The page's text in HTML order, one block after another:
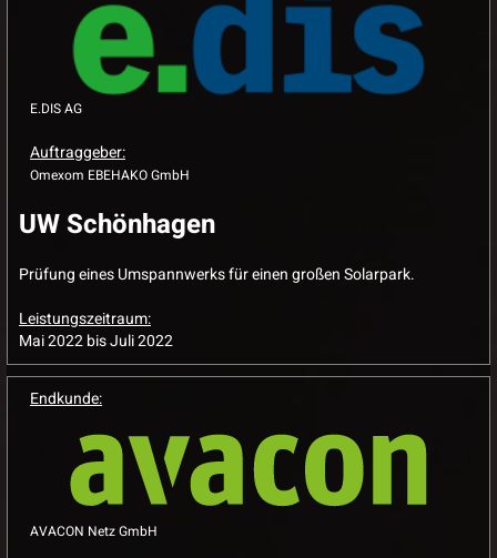
E.DIS AG
Auftraggeber:
Omexom EBEHAKO GmbH
UW Schönhagen
Prüfung eines Umspannwerks für einen großen Solarpark.
Leistungszeitraum:
Mai 2022 bis Juli 2022
Endkunde:
AVACON Netz GmbH